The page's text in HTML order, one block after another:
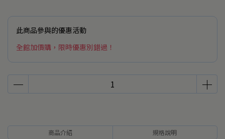
此商品參與的優惠活動
全館加價購，限時優惠別錯過！
商品介紹 規格說明